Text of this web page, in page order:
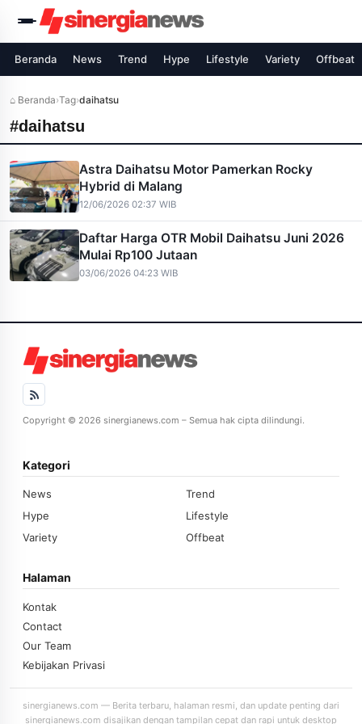
Beranda News Trend Hype Lifestyle Variety Offbeat
⌂ Beranda›Tag›daihatsu
#daihatsu
Astra Daihatsu Motor Pamerkan Rocky
Hybrid di Malang
12/06/2026 02:37 WIB
Daftar Harga OTR Mobil Daihatsu Juni 2026
Mulai Rp100 Jutaan
03/06/2026 04:23 WIB
Copyright © 2026 sinergianews.com – Semua hak cipta dilindungi.
Kategori
News
Trend
Hype
Lifestyle
Variety
Offbeat
Halaman
Kontak
Contact
Our Team
Kebijakan Privasi
sinergianews.com — Berita terbaru, halaman resmi, dan update penting dari
sinergianews.com disajikan dengan tampilan cepat dan rapi untuk desktop